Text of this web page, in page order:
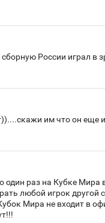
России играл в
им что он
один раз на Кубке Мира
любой игрок
Мира не входит в